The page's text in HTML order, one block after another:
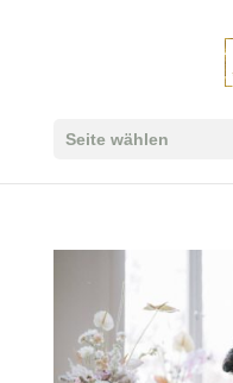
Seite wählen